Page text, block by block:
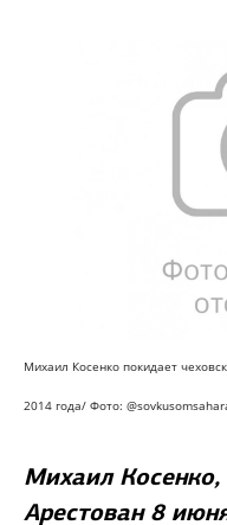
Михаил Косенко покидает
2014 года/ Фото:
Михаил Косенко,
Арестован 8